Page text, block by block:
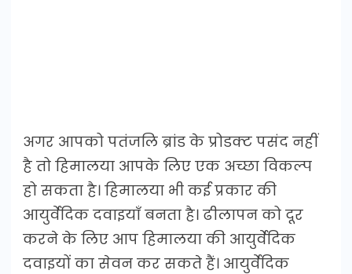
अगर आपको पतंजलि ब्रांड के प्रोडक्ट पसंद नहीं
है तो हिमालया आपके लिए एक अच्छा विकल्प
हो सकता है। हिमालया भी कई प्रकार की
आयुर्वेदिक दवाइयाँ बनता है। ढीलापन को दूर
करने के लिए आप हिमालया की आयुर्वेदिक
दवाइयों का सेवन कर सकते हैं। आयुर्वेदिक